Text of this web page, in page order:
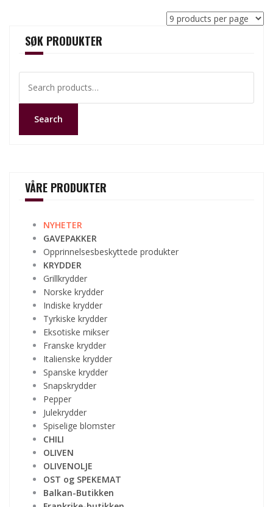
SØK PRODUKTER
for:
Search
VÅRE PRODUKTER
NYHETER
GAVEPAKKER
Opprinnelsesbeskyttede produkter
KRYDDER
Grillkrydder
Norske krydder
Indiske krydder
Tyrkiske krydder
Eksotiske mikser
Franske krydder
Italienske krydder
Spanske krydder
Snapskrydder
Pepper
Julekrydder
Spiselige blomster
CHILI
OLIVEN
OLIVENOLJE
OST og SPEKEMAT
Balkan-Butikken